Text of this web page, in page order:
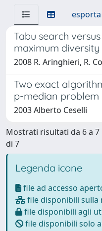
Tabu search
maximum
2008 R. Aringhieri, R.
Two exact
p-median problem
2003 Alberto Ceselli
Mostrati risultati da 6 a 7
di 7
Legenda icone
file ad accesso
file disponibili sulla
file disponibili agli
file disponibili solo